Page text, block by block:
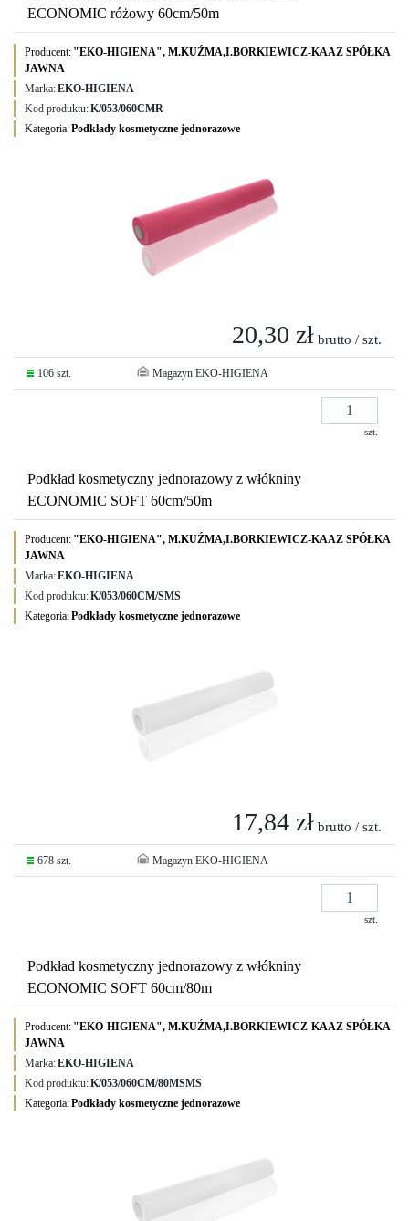
ECONOMIC różowy 60cm/50m
Producent: "EKO-HIGIENA", M.KUŹMA,I.BORKIEWICZ-KAAZ SPÓŁKA
JAWNA
Marka:EKO-HIGIENA
Kod produktu:K/053/060CMR
Kategoria:Podkłady kosmetyczne jednorazowe
20,30 zł brutto / szt.
106 szt. Magazyn EKO-HIGIENA
szt.
Podkład kosmetyczny jednorazowy z włókniny
ECONOMIC SOFT 60cm/50m
Producent: "EKO-HIGIENA", M.KUŹMA,I.BORKIEWICZ-KAAZ SPÓŁKA
JAWNA
Marka:EKO-HIGIENA
Kod produktu:K/053/060CM/SMS
Kategoria:Podkłady kosmetyczne jednorazowe
17,84 zł brutto / szt.
678 szt. Magazyn EKO-HIGIENA
szt.
Podkład kosmetyczny jednorazowy z włókniny
ECONOMIC SOFT 60cm/80m
Producent: "EKO-HIGIENA", M.KUŹMA,I.BORKIEWICZ-KAAZ SPÓŁKA
JAWNA
Marka:EKO-HIGIENA
Kod produktu:K/053/060CM/80MSMS
Kategoria:Podkłady kosmetyczne jednorazowe